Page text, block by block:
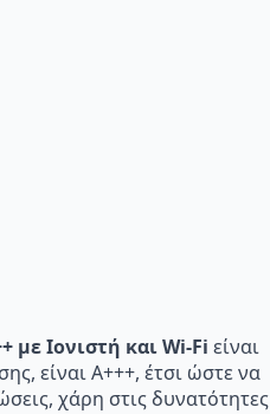
με Ιονιστή και Wi-Fi είναι
είναι A+++, έτσι ώστε να
χάρη στις δυνατότητες